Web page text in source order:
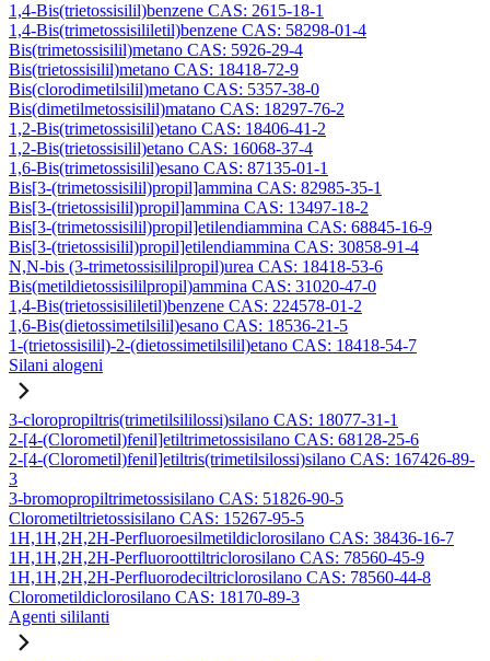
1,4-Bis(trietossisilil)benzene CAS: 2615-18-1
1,4-Bis(trimetossisililetil)benzene CAS: 58298-01-4
Bis(trimetossisilil)metano CAS: 5926-29-4
Bis(trietossisilil)metano CAS: 18418-72-9
Bis(clorodimetilsilil)metano CAS: 5357-38-0
Bis(dimetilmetossisilil)matano CAS: 18297-76-2
1,2-Bis(trimetossisilil)etano CAS: 18406-41-2
1,2-Bis(trietossisilil)etano CAS: 16068-37-4
1,6-Bis(trimetossisilil)esano CAS: 87135-01-1
Bis[3-(trimetossisilil)propil]ammina CAS: 82985-35-1
Bis[3-(trietossisilil)propil]ammina CAS: 13497-18-2
Bis[3-(trimetossisilil)propil]etilendiammina CAS: 68845-16-9
Bis[3-(trietossisilil)propil]etilendiammina CAS: 30858-91-4
N,N-bis (3-trimetossisililpropil)urea CAS: 18418-53-6
Bis(metildietossisililpropil)ammina CAS: 31020-47-0
1,4-Bis(trietossisililetil)benzene CAS: 224578-01-2
1,6-Bis(dietossimetilsilil)esano CAS: 18536-21-5
1-(trietossisilil)-2-(dietossimetilsilil)etano CAS: 18418-54-7
Silani alogeni
3-cloropropiltris(trimetilsililossi)silano CAS: 18077-31-1
2-[4-(Clorometil)fenil]etiltrimetossisilano CAS: 68128-25-6
2-[4-(Clorometil)fenil]etiltris(trimetilsilossi)silano CAS: 167426-89-
3
3-bromopropiltrimetossisilano CAS: 51826-90-5
Clorometiltrietossisilano CAS: 15267-95-5
1H,1H,2H,2H-Perfluoroesilmetildiclorosilano CAS: 38436-16-7
1H,1H,2H,2H-Perfluoroottiltriclorosilano CAS: 78560-45-9
1H,1H,2H,2H-Perfluorodeciltriclorosilano CAS: 78560-44-8
Clorometildiclorosilano CAS: 18170-89-3
Agenti sililanti